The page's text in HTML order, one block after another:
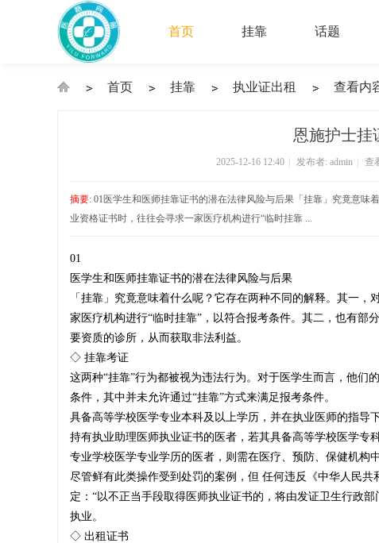
首页 挂靠 话题
首页 挂靠 执业证出租 查看内
恩施护士挂
2025-12-16 12:40 发布者: admin 查
摘要: 01医学生和医师挂靠证书的潜在法律风险与后果「挂靠」究竟意
业资格证书时，往往会寻求一家医疗机构进行“临时挂靠 ...
01
医学生和医师挂靠证书的潜在法律风险与后果
「挂靠」究竟意味着什么呢？它存在两种不同的解释。其一
家医疗机构进行“临时挂靠”，以符合报考条件。其二，也有部
要资质的诊所，从而获取非法利益。
◇ 挂靠考证
这两种“挂靠”行为都被视为违法行为。对于医学生而言，他们
条件，其中并未允许通过“挂靠”方式来满足报考条件。
具备高等学校医学专业本科及以上学历，并在执业医师的指导
持有执业助理医师执业证书的医者，若其具备高等学校医学
专业学校医学专业学历的医者，则需在医疗、预防、保健机构
尽管鲜有此类操作受到处罚的案例，但 任何违反《中华人民
定：“以不正当手段取得医师执业证书的，将由发证卫生行政
执业。
◇ 出租证书